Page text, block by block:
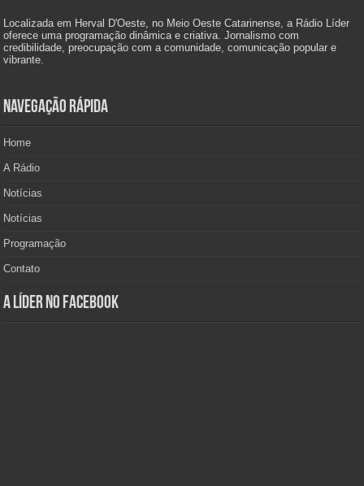
Localizada em Herval D'Oeste, no Meio Oeste Catarinense, a Rádio Líder
oferece uma programação dinâmica e criativa. Jornalismo com
credibilidade, preocupação com a comunidade, comunicação popular e
vibrante.
Navegação Rápida
Home
A Rádio
Notícias
Notícias
Programação
Contato
A Líder no Facebook